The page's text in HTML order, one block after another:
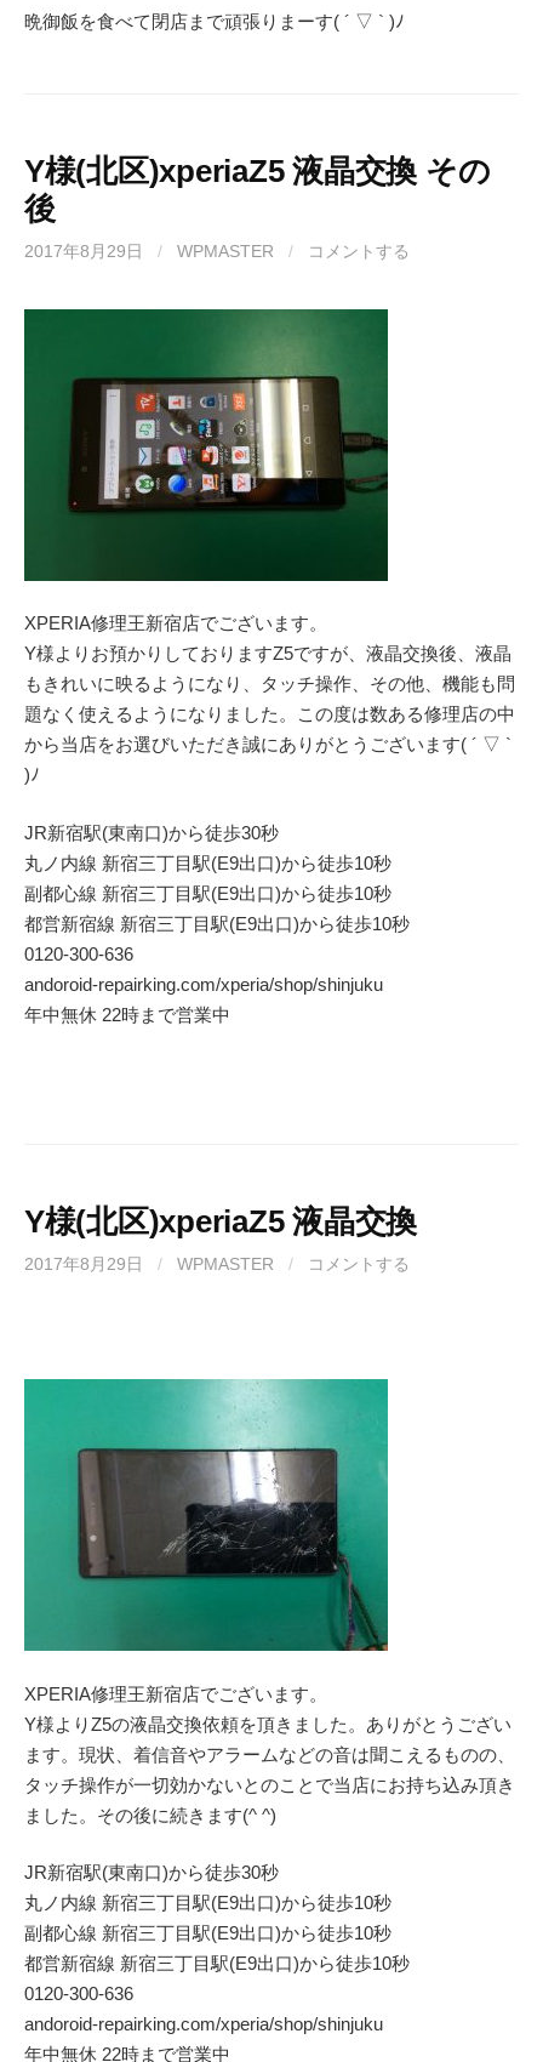
晩御飯を食べて閉店まで頑張りまーす( ´ ▽ ` )ﾉ
Y様(北区)xperiaZ5 液晶交換 その
後
2017年8月29日 / WPMASTER / コメントする
XPERIA修理王新宿店でございます。
Y様よりお預かりしておりますZ5ですが、液晶交換後、液晶
もきれいに映るようになり、タッチ操作、その他、機能も問
題なく使えるようになりました。この度は数ある修理店の中
から当店をお選びいただき誠にありがとうございます( ´ ▽ `
)ﾉ
JR新宿駅(東南口)から徒歩30秒
丸ノ内線 新宿三丁目駅(E9出口)から徒歩10秒
副都心線 新宿三丁目駅(E9出口)から徒歩10秒
都営新宿線 新宿三丁目駅(E9出口)から徒歩10秒
0120-300-636
andoroid-repairking.com/xperia/shop/shinjuku
年中無休 22時まで営業中
Y様(北区)xperiaZ5 液晶交換
2017年8月29日 / WPMASTER / コメントする
XPERIA修理王新宿店でございます。
Y様よりZ5の液晶交換依頼を頂きました。ありがとうござい
ます。現状、着信音やアラームなどの音は聞こえるものの、
タッチ操作が一切効かないとのことで当店にお持ち込み頂き
ました。その後に続きます(^ ^)
JR新宿駅(東南口)から徒歩30秒
丸ノ内線 新宿三丁目駅(E9出口)から徒歩10秒
副都心線 新宿三丁目駅(E9出口)から徒歩10秒
都営新宿線 新宿三丁目駅(E9出口)から徒歩10秒
0120-300-636
andoroid-repairking.com/xperia/shop/shinjuku
年中無休 22時まで営業中